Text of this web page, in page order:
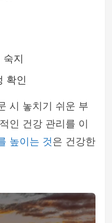
지
확인
시 놓치기 쉬운 부
인 건강 관리를 이
높이는 것은 건강한